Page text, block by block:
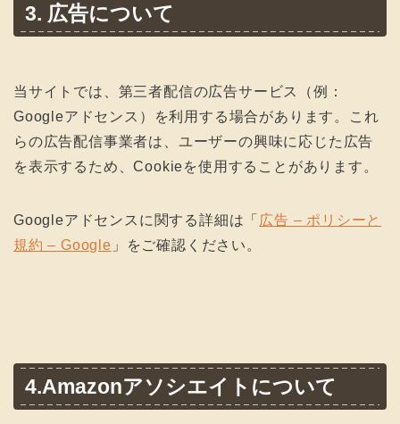
3. 広告について
当サイトでは、第三者配信の広告サービス（例：
Googleアドセンス）を利用する場合があります。これ
らの広告配信事業者は、ユーザーの興味に応じた広告
を表示するため、Cookieを使用することがあります。
Googleアドセンスに関する詳細は「 広告 – ポリシーと
規約 – Google 」をご確認ください。
4.Amazonアソシエイトについて